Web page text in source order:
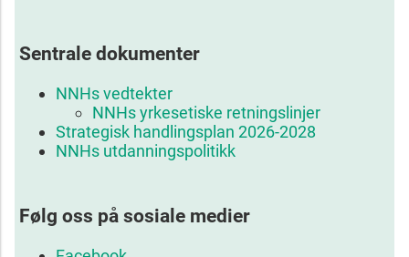
Sentrale dokumenter
NNHs vedtekter
NNHs yrkesetiske retningslinjer
Strategisk handlingsplan 2026-2028
NNHs utdanningspolitikk
Følg oss på sosiale medier